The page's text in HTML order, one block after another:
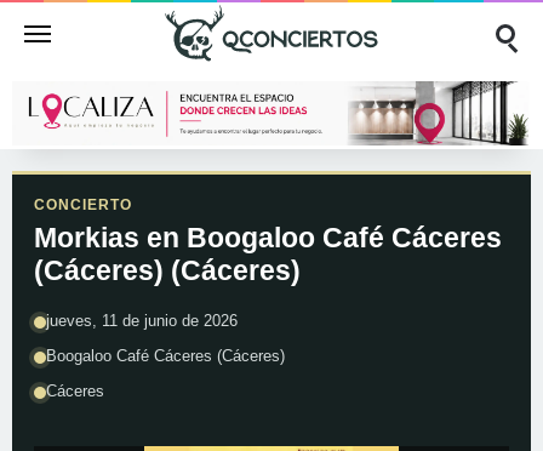
CONCIERTO
Morkias en Boogaloo Café Cáceres
(Cáceres) (Cáceres)
jueves, 11 de junio de 2026
Boogaloo Café Cáceres (Cáceres)
Cáceres